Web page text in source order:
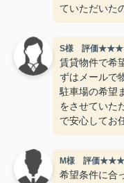
ていただいた
S様 評価
賃貸物件で希
ずはメールで
駐車場の希望
をさせていた
で安心してお
M様 評価
希望条件に合